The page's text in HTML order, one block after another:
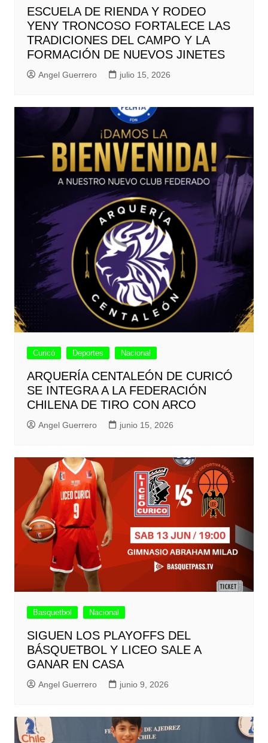
ESCUELA DE RIENDA Y RODEO
YENY TRONCOSO FORTALECE LAS
TRADICIONES DEL CAMPO Y LA
FORMACIÓN DE NUEVOS JINETES
Angel Guerrero julio 15, 2026
Curicó Deportes Nacional
ARQUERÍA CENTALEÓN DE CURICÓ
SE INTEGRA A LA FEDERACIÓN
CHILENA DE TIRO CON ARCO
Angel Guerrero junio 15, 2026
Basquetbol Nacional
SIGUEN LOS PLAYOFFS DEL
BÁSQUETBOL Y LICEO SALE A
GANAR EN CASA
Angel Guerrero junio 9, 2026